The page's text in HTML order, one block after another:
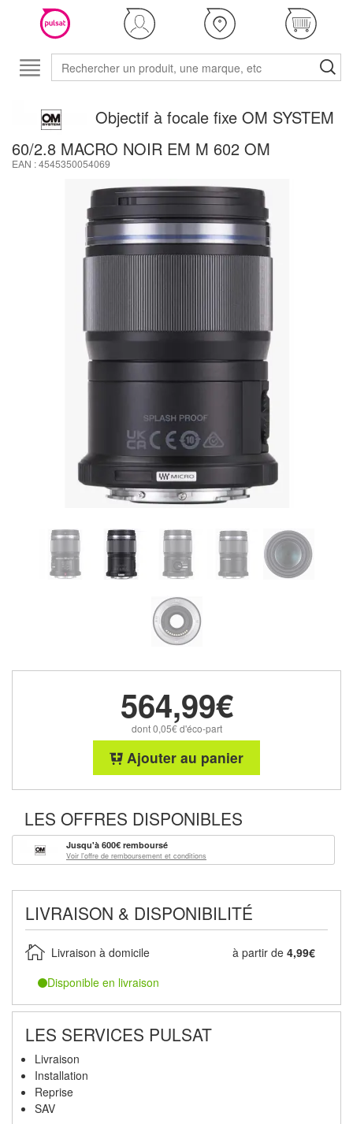
Objectif à focale fixe OM SYSTEM
60/2.8 MACRO NOIR EM M 602 OM
EAN : 4545350054069
564,99€
dont 0,05€ d'éco-part
Ajouter au panier
LES OFFRES DISPONIBLES
Jusqu'à 600€ remboursé
Voir l'offre de remboursement et conditions
LIVRAISON & DISPONIBILITÉ
Livraison à domicile à partir de 4,99€
Disponible en livraison
LES SERVICES PULSAT
Livraison
Installation
Reprise
SAV